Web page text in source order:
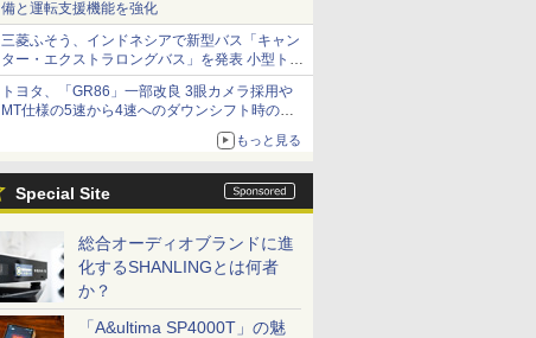
備と運転支援機能を強化
三菱ふそう、インドネシアで新型バス「キャン
ター・エクストラロングバス」を発表 小型トラ
ックベースの観光・旅客輸送向けバス
トヨタ、「GR86」一部改良 3眼カメラ採用や
MT仕様の5速から4速へのダウンシフト時の操
もっと見る
Special Site
総合オーディオブランドに進
化するSHANLINGとは何者
か？
「A&ultima SP4000T」の魅